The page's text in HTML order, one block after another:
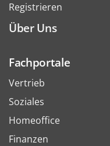
Registrieren
Über Uns
Fachportale
Vertrieb
Soziales
Homeoffice
Finanzen